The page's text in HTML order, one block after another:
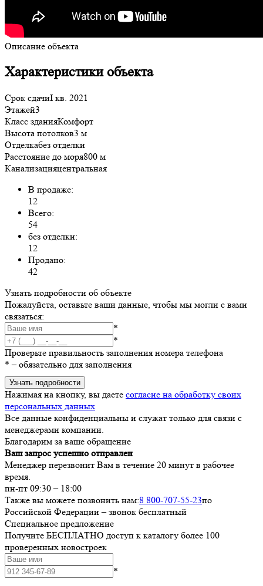
Описание объекта
Характеристики объекта
Срок сдачиI кв. 2021
Этажей3
Класс зданияКомфорт
Высота потолков3 м
Отделкабез отделки
Расстояние до моря800 м
Канализацияцентральная
В продаже:
12
Всего:
54
без отделки:
12
Продано:
42
Узнать подробности об объекте
Пожалуйста, оставьте ваши данные, чтобы мы могли с вами
связаться:
*
*
Проверьте правильность заполнения номера телефона
* – обязательно для заполнения
Узнать подробности
Нажимая на кнопку, вы даете согласие на обработку своих
персональных данных
Все данные конфиденциальны и служат только для связи с
менеджерами компании.
Благодарим за ваше обращение
Ваш запрос успешно отправлен
Менеджер перезвонит Вам в течение 20 минут в рабочее
время.
пн-пт 09:30 – 18:00
Также вы можете позвонить нам:8 800-707-55-23по
Российской Федерации – звонок бесплатный
Специальное предложение
Получите БЕСПЛАТНО доступ к каталогу более 100
проверенных новостроек
*